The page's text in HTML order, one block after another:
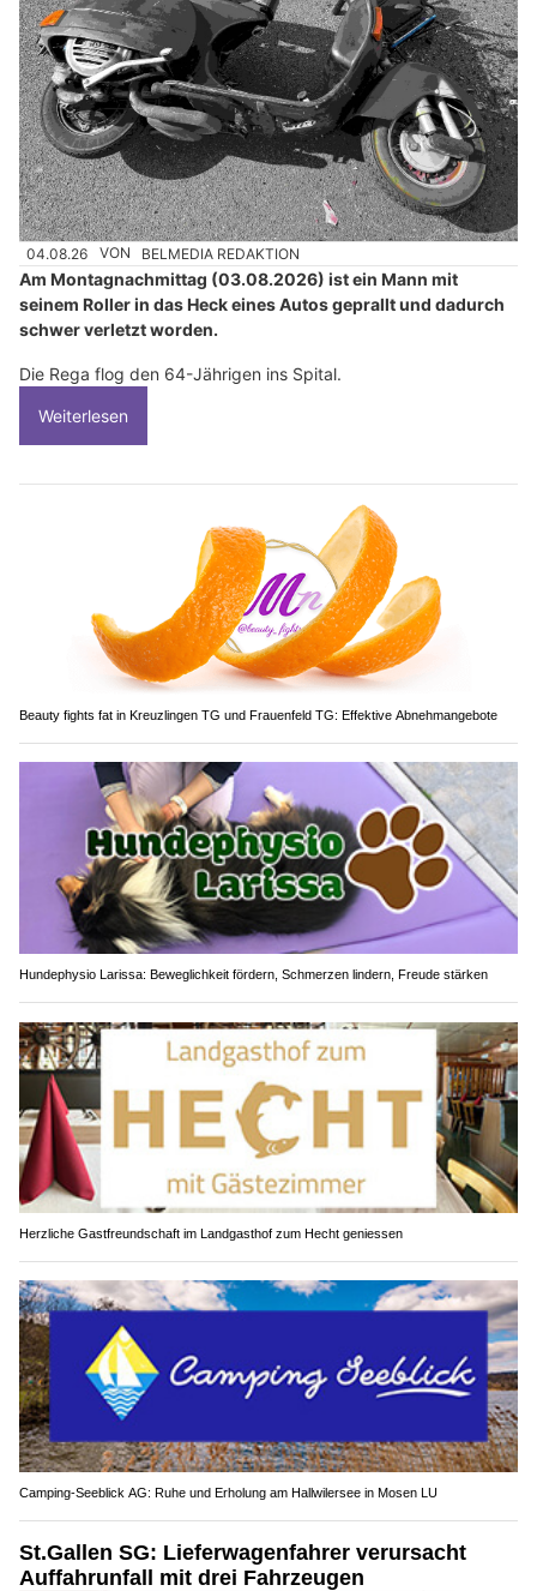
04.08.26 VON BELMEDIA REDAKTION
Am Montagnachmittag (03.08.2026) ist ein Mann mit
seinem Roller in das Heck eines Autos geprallt und dadurch
schwer verletzt worden.
Die Rega flog den 64-Jährigen ins Spital.
Weiterlesen
Beauty fights fat in Kreuzlingen TG und Frauenfeld TG: Effektive Abnehmangebote
Hundephysio Larissa: Beweglichkeit fördern, Schmerzen lindern, Freude stärken
Herzliche Gastfreundschaft im Landgasthof zum Hecht geniessen
Camping-Seeblick AG: Ruhe und Erholung am Hallwilersee in Mosen LU
St.Gallen SG: Lieferwagenfahrer verursacht
Auffahrunfall mit drei Fahrzeugen